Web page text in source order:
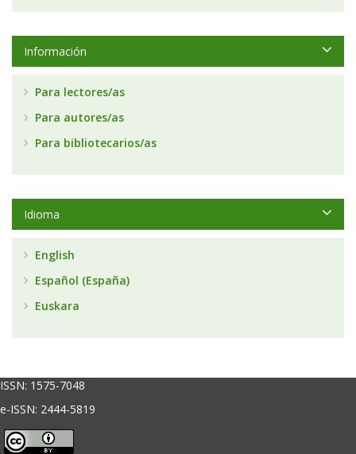
Información
Para lectores/as
Para autores/as
Para bibliotecarios/as
Idioma
English
Español (España)
Euskara
ISSN: 1575-7048
e-ISSN: 2444-5819